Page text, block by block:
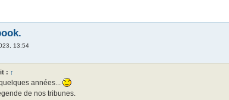
13:54
: ↑
années...
de nos tribunes.